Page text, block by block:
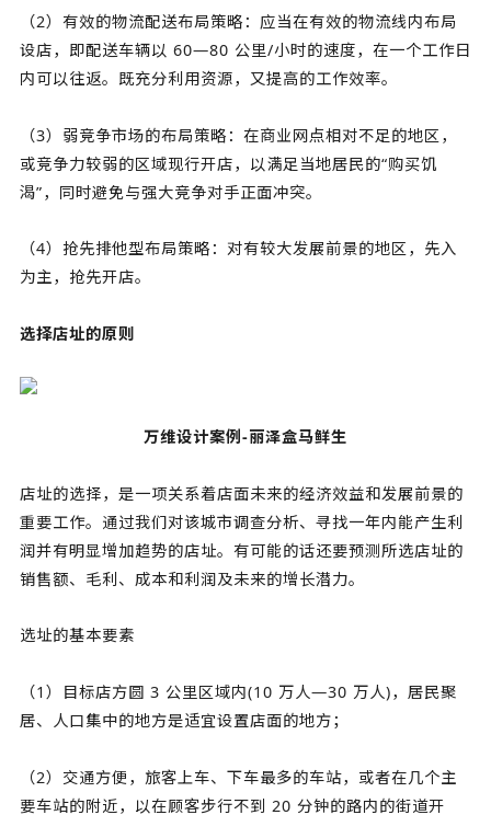
（2）有效的物流配送布局策略：应当在有效的物流线内布局
设店，即配送车辆以 60—80 公里/小时的速度，在一个工作日
内可以往返。既充分利用资源，又提高的工作效率。
（3）弱竞争市场的布局策略：在商业网点相对不足的地区，
或竞争力较弱的区域现行开店，以满足当地居民的“购买饥
渴”，同时避免与强大竞争对手正面冲突。
（4）抢先排他型布局策略：对有较大发展前景的地区，先入
为主，抢先开店。
选择店址的原则
万维设计案例-丽泽盒马鲜生
店址的选择，是一项关系着店面未来的经济效益和发展前景的
重要工作。通过我们对该城市调查分析、寻找一年内能产生利
润并有明显增加趋势的店址。有可能的话还要预测所选店址的
销售额、毛利、成本和利润及未来的增长潜力。
选址的基本要素
（1）目标店方圆 3 公里区域内(10 万人—30 万人)，居民聚
居、人口集中的地方是适宜设置店面的地方；
（2）交通方便，旅客上车、下车最多的车站，或者在几个主
要车站的附近，以在顾客步行不到 20 分钟的路内的街道开